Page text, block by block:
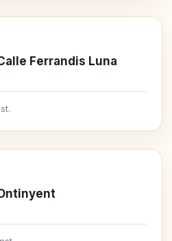
Ferrandis Luna